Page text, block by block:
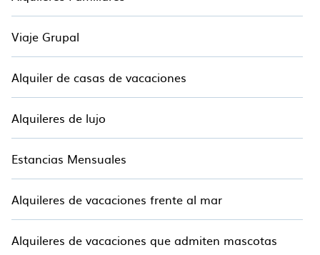
Viaje Grupal
Alquiler de casas de vacaciones
Alquileres de lujo
Estancias Mensuales
Alquileres de vacaciones frente al mar
Alquileres de vacaciones que admiten mascotas